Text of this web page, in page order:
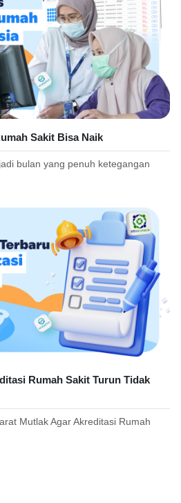
Sakit Bisa Naik
bulan yang penuh ketegangan
Rumah Sakit Turun Tidak
Mutlak Agar Akreditasi Rumah